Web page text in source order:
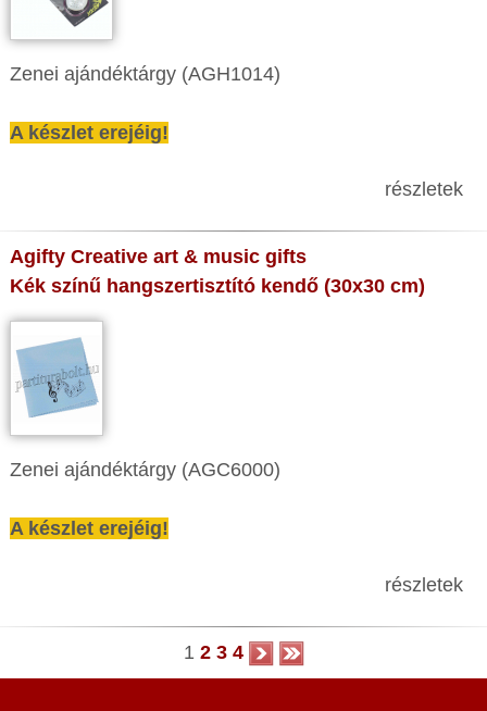
Zenei ajándéktárgy (AGH1014)
A készlet erejéig!
részletek
Agifty Creative art & music gifts
Kék színű hangszertisztító kendő (30x30 cm)
Zenei ajándéktárgy (AGC6000)
A készlet erejéig!
részletek
1 2 3 4